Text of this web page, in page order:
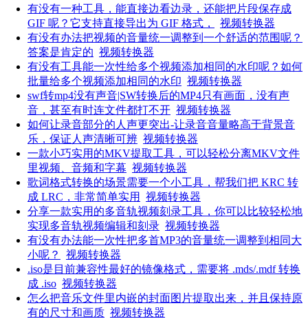
有没有一种工具，能直接边看边录，还能把片段保存成
GIF 呢？它支持直接导出为 GIF 格式，
视频转换器
有没有办法把视频的音量统一调整到一个舒适的范围呢？
答案是肯定的 视频转换器
有没有工具能一次性给多个视频添加相同的水印呢？如何
批量给多个视频添加相同的水印 视频转换器
swf转mp4没有声音|SW转换后的MP4只有画面，没有声
音，甚至有时连文件都打不开 视频转换器
如何让录音部分的人声更突出-让录音音量略高于背景音
乐，保证人声清晰可辨 视频转换器
一款小巧实用的MKV提取工具，可以轻松分离MKV文件
里视频、音频和字幕 视频转换器
歌词格式转换的场景需要一个小工具，帮我们把 KRC 转
成 LRC，非常简单实用
视频转换器
分享一款实用的多音轨视频刻录工具，你可以比较轻松地
实现多音轨视频编辑和刻录 视频转换器
有没有办法能一次性把多首MP3的音量统一调整到相同大
小呢？
视频转换器
.iso是目前兼容性最好的镜像格式，需要将 .mds/.mdf 转换
成 .iso 视频转换器
怎么把音乐文件里内嵌的封面图片提取出来，并且保持原
有的尺寸和画质 视频转换器